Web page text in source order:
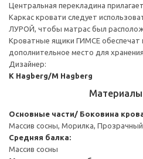
Центральная перекладина
Каркас кровати следует
ЛУРОЙ, чтобы матрас был
Кроватные ящики ГИМСЕ обеспечат
дополнительное место для хранения.
Дизайнер:
K Hagberg/M Hagberg
Материалы
Основные части/ Боковина
Массив сосны, Морилка,
Средняя балка:
Массив сосны